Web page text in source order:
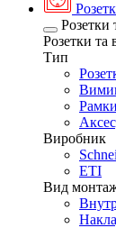
Розетки
Розетки та
Тип
Рамки
Виробник
ETI
Вид